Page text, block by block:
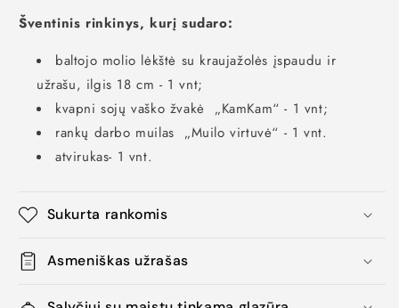
Šventinis rinkinys, kurį sudaro:
baltojo molio lėkštė su kraujažolės įspaudu ir
užrašu, ilgis 18 cm - 1 vnt;
kvapni sojų vaško žvakė „KamKam“ - 1 vnt;
rankų darbo muilas „Muilo virtuvė“ - 1 vnt.
atvirukas- 1 vnt.
Sukurta rankomis
Asmeniškas užrašas